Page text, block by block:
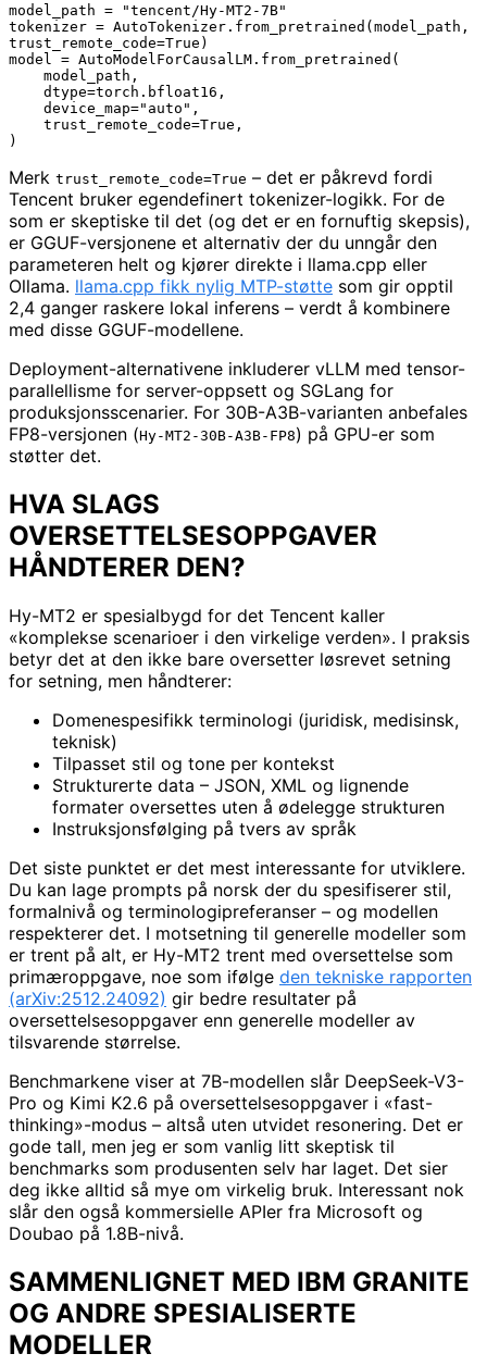
model_path = "tencent/Hy-MT2-7B"
tokenizer = AutoTokenizer.from_pretrained(model_path,
trust_remote_code=True)
model = AutoModelForCausalLM.from_pretrained(
)
Merk trust_remote_code=True – det er påkrevd fordi
Tencent bruker egendefinert tokenizer-logikk. For de
som er skeptiske til det (og det er en fornuftig skepsis),
er GGUF-versjonene et alternativ der du unngår den
parameteren helt og kjører direkte i llama.cpp eller
Ollama. llama.cpp fikk nylig MTP-støtte som gir opptil
2,4 ganger raskere lokal inferens – verdt å kombinere
med disse GGUF-modellene.
Deployment-alternativene inkluderer vLLM med tensor-
parallellisme for server-oppsett og SGLang for
produksjonsscenarier. For 30B-A3B-varianten anbefales
FP8-versjonen (Hy-MT2-30B-A3B-FP8) på GPU-er som
støtter det.
HVA SLAGS
OVERSETTELSESOPPGAVER
HÅNDTERER DEN?
Hy-MT2 er spesialbygd for det Tencent kaller
«komplekse scenarioer i den virkelige verden». I praksis
betyr det at den ikke bare oversetter løsrevet setning
for setning, men håndterer:
Domenespesifikk terminologi (juridisk, medisinsk,
teknisk)
Tilpasset stil og tone per kontekst
Strukturerte data – JSON, XML og lignende
formater oversettes uten å ødelegge strukturen
Instruksjonsfølging på tvers av språk
Det siste punktet er det mest interessante for utviklere.
Du kan lage prompts på norsk der du spesifiserer stil,
formalnivå og terminologipreferanser – og modellen
respekterer det. I motsetning til generelle modeller som
er trent på alt, er Hy-MT2 trent med oversettelse som
primæroppgave, noe som ifølge den tekniske rapporten
(arXiv:2512.24092) gir bedre resultater på
oversettelsesoppgaver enn generelle modeller av
tilsvarende størrelse.
Benchmarkene viser at 7B-modellen slår DeepSeek-V3-
Pro og Kimi K2.6 på oversettelsesoppgaver i «fast-
thinking»-modus – altså uten utvidet resonering. Det er
gode tall, men jeg er som vanlig litt skeptisk til
benchmarks som produsenten selv har laget. Det sier
deg ikke alltid så mye om virkelig bruk. Interessant nok
slår den også kommersielle APIer fra Microsoft og
Doubao på 1.8B-nivå.
SAMMENLIGNET MED IBM GRANITE
OG ANDRE SPESIALISERTE
MODELLER